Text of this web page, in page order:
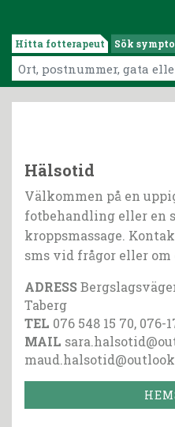
Hitta fotterapeut Sök
Hälsotid
Välkommen på en
fotbehandling eller en
kroppsmassage.
sms vid frågor eller
ADRESS
Taberg
TEL 076 548 15 70, 076-
MAIL